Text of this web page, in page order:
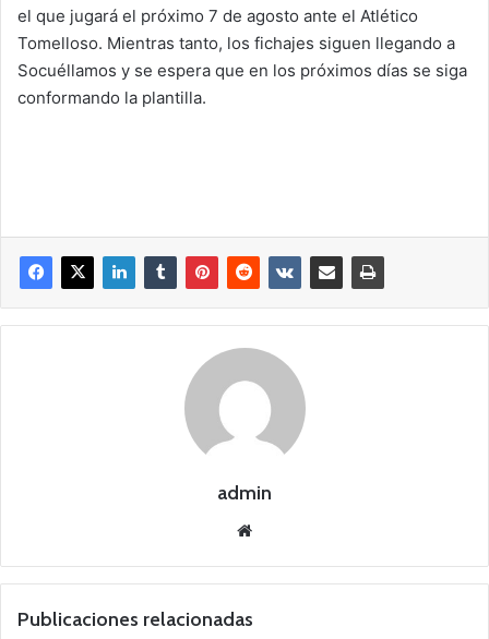
el que jugará el próximo 7 de agosto ante el Atlético
Tomelloso. Mientras tanto, los fichajes siguen llegando a
Socuéllamos y se espera que en los próximos días se siga
conformando la plantilla.
admin
we
Publicaciones relacionadas